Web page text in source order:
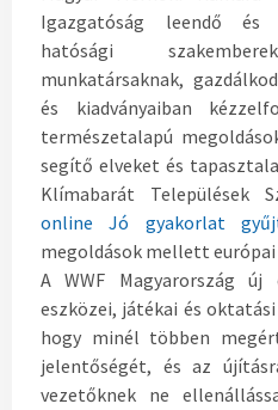
Igazgatóság leendő és
hatósági
munkatársaknak,
és kiadványaiban
természetalapú
segítő elveket és
Klímabarát Települések
online Jó gyakorlat
megoldások mellett
A WWF Magyarország
eszközei, játékai és
hogy minél többen
jelentőségét, és az
vezetőknek ne